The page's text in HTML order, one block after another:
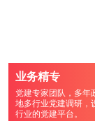
业务精专
党建专家团队，多年
地多行业党建调研，
行业的党建平台。